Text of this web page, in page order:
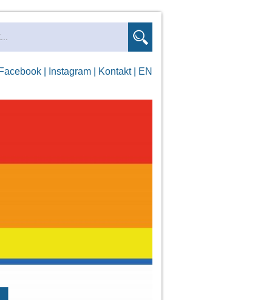
Facebook | Instagram | Kontakt | EN